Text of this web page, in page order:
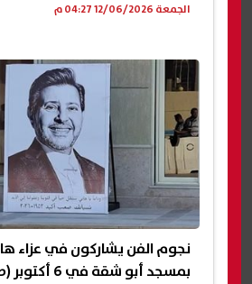
الجمعة 12/06/2026 04:27 م
نجوم الفن يشاركون في عزاء
بمسجد أبو شقة في 6 أكتوبر (صور)